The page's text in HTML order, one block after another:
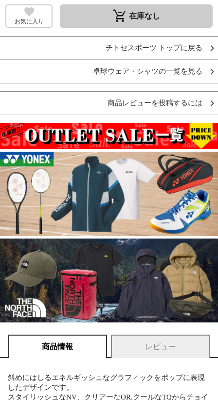
お気に入り remove_shopping_cart 在庫なし
チトセスポーツ トップに戻る
卓球ウェア・シャツの一覧を見る
商品レビューを投稿するには
商品情報 レビュー
斜めにはしるエネルギッシュなグラフィックをポップに表現
したデザインです。
スタイリッシュなNV、クリアーなOR,クールなTQからチョイ